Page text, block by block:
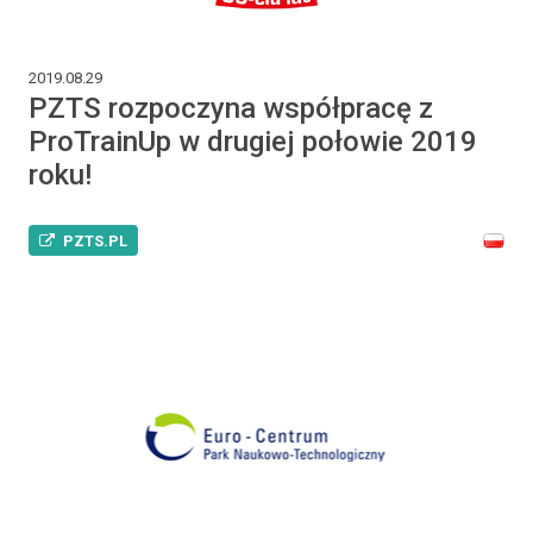
2019.08.29
PZTS rozpoczyna współpracę z
ProTrainUp w drugiej połowie 2019
roku!
PZTS.PL